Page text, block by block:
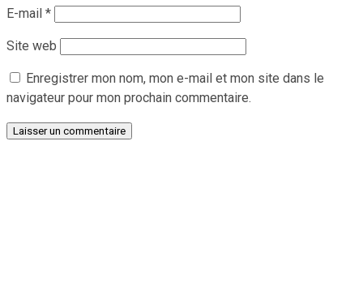
E-mail *
Site web
Enregistrer mon nom, mon e-mail et mon site dans le
navigateur pour mon prochain commentaire.